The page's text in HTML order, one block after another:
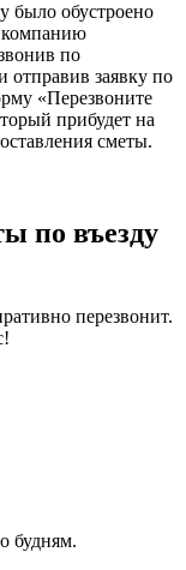
было обустроено
компанию
по
отправив заявку по
«Перезвоните
прибудет на
сметы.
по въезду
перезвонит.
будням.